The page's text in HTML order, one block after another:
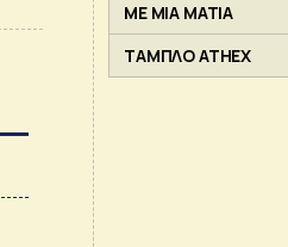
ΜΕ ΜΙΑ ΜΑΤΙΑ
ΤΑΜΠΛΟ ATHEX